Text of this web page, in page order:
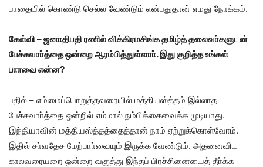
பாதையில் கொண்டு செல்ல வேண்டும் என்பதுதான் எமது நோக்கம்.
கேள்வி – ஜனாதிபதி ரணில் விக்கிரமசிங்க தமிழ்த் தலைவா்களுடன்
பேச்சுவாா்த்தை ஒன்றை ஆரம்பித்துள்ளாா். இது குறித்த உங்கள்
பாாவை என்ன?
பதில் – எம்மைப்பொறுத்தவரையில் மத்தியஸ்த்தம் இல்லாத
பேச்சுவாா்த்தை ஒன்றில் எம்மால் நம்பிக்கைவைக்க முடியாது.
இந்தியாவின் மத்தியஸ்த்தத்தைத்தான் நாம் ஏற்றுக்கொள்வோம்.
இதில் சா்வதேச மேற்பாா்வையும் இருக்க வேண்டும். அதனைவிட
காலவரையறை ஒன்றை வகுத்து இந்தப் பிரச்சினையைத் தீா்க்க